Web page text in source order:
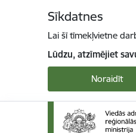
Sīkdatnes
Lai šī tīmekļvietne
Lūdzu, atzīmējiet
Noraidīt